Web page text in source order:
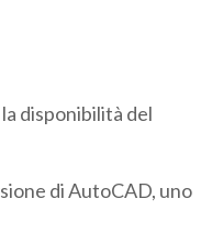
disponibilità del
di AutoCAD, uno